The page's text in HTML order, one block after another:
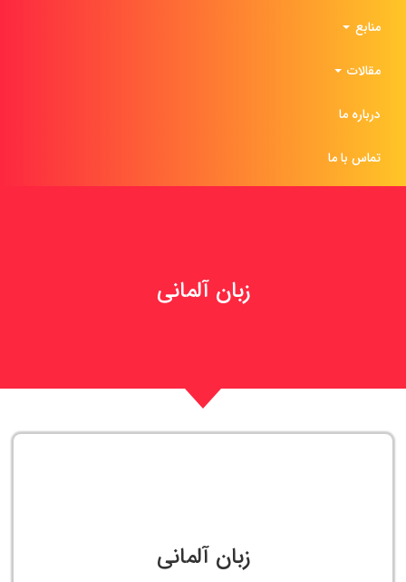
منابع
مقالات
درباره ما
تماس با ما
زبان آلمانی
زبان آلمانی